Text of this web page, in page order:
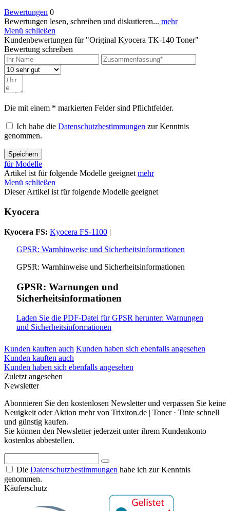
Bewertungen 0
Bewertungen lesen, schreiben und diskutieren... mehr
Menü schließen
Kundenbewertungen für "Original Kyocera TK-140 Toner"
Bewertung schreiben
Die mit einem * markierten Felder sind Pflichtfelder.
Ich habe die Datenschutzbestimmungen zur Kenntnis
genommen.
Speichern
für Modelle
Artikel ist für folgende Modelle geeignetmehr
Menü schließen
Dieser Artikel ist für folgende Modelle geeignet
Kyocera
Kyocera FS: Kyocera FS-1100 |
GPSR: Warnhinweise und Sicherheitsinformationen
GPSR: Warnhinweise und Sicherheitsinformationen
GPSR: Warnungen und
Sicherheitsinformationen
Laden Sie die PDF-Datei für GPSR herunter: Warnungen
und Sicherheitsinformationen
Kunden kauften auch Kunden haben sich ebenfalls angesehen
Kunden kauften auch
Kunden haben sich ebenfalls angesehen
Zuletzt angesehen
Newsletter
Abonnieren Sie den kostenlosen Newsletter und verpassen Sie keine
Neuigkeit oder Aktion mehr von Trixiton.de | Toner · Tinte schnell
und günstig kaufen.
Sie können den Newsletter jederzeit unter ihrem Kundenkonto
kostenlos abbestellen.
Die Datenschutzbestimmungen habe ich zur Kenntnis
genommen.
Käuferschutz